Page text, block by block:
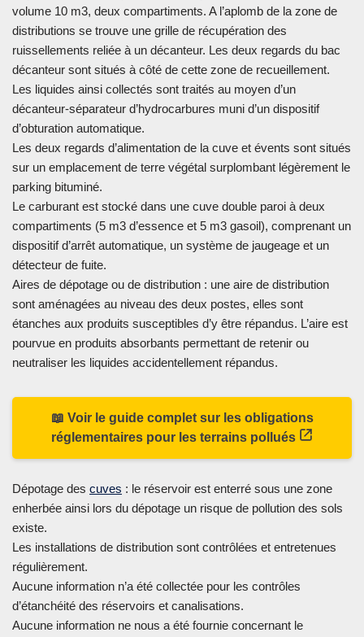
volume 10 m3, deux compartiments. A l’aplomb de la zone de
distributions se trouve une grille de récupération des
ruissellements reliée à un décanteur. Les deux regards du bac
décanteur sont situés à côté de cette zone de recueillement.
Les liquides ainsi collectés sont traités au moyen d’un
décanteur-séparateur d’hydrocarbures muni d’un dispositif
d’obturation automatique.
Les deux regards d’alimentation de la cuve et évents sont situés
sur un emplacement de terre végétal surplombant légèrement le
parking bituminé.
Le carburant est stocké dans une cuve double paroi à deux
compartiments (5 m3 d’essence et 5 m3 gasoil), comprenant un
dispositif d’arrêt automatique, un système de jaugeage et un
détecteur de fuite.
Aires de dépotage ou de distribution : une aire de distribution
sont aménagées au niveau des deux postes, elles sont
étanches aux produits susceptibles d’y être répandus. L’aire est
pourvue en produits absorbants permettant de retenir ou
neutraliser les liquides accidentellement répandus.
📖 Voir le guide complet sur les obligations
réglementaires pour les terrains pollués
Dépotage des cuves : le réservoir est enterré sous une zone
enherbée ainsi lors du dépotage un risque de pollution des sols
existe.
Les installations de distribution sont contrôlées et entretenues
régulièrement.
Aucune information n’a été collectée pour les contrôles
d’étanchéité des réservoirs et canalisations.
Aucune information ne nous a été fournie concernant le